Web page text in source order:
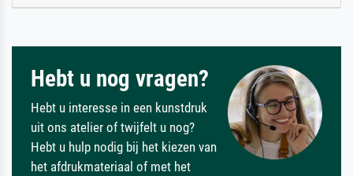
Hebt u nog vragen?
Hebt u interesse in een kunstdruk
uit ons atelier of twijfelt u nog?
Hebt u hulp nodig bij het kiezen van
het afdrukmateriaal of met het